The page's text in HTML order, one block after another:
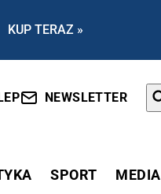
KUP TERAZ »
NEWSLETTER
SPORT MEDIA